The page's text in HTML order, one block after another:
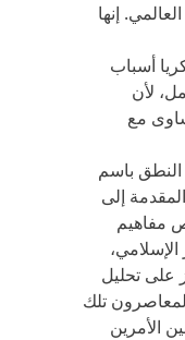
إنها
أسباب
لأن
مع
باسم
إلى
مفاهيم
على تحليل
تلك
الأمرين